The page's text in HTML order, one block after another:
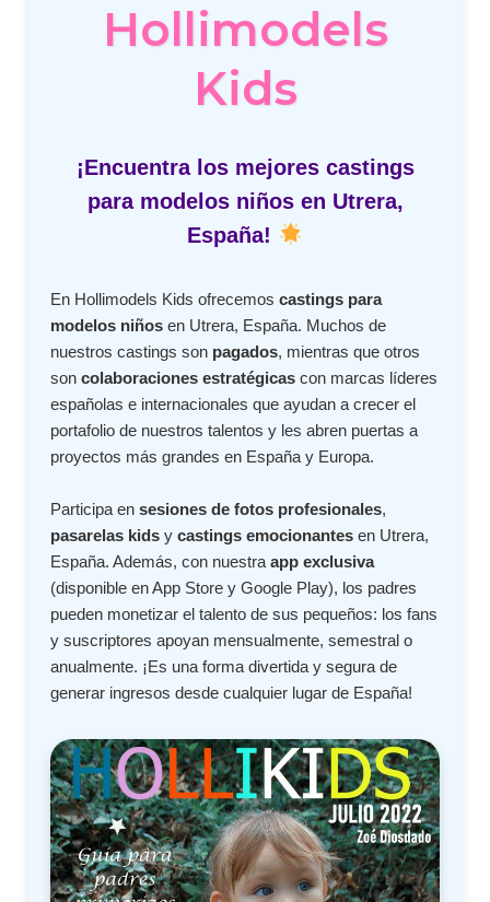
Hollimodels
Kids
¡Encuentra los mejores castings
para modelos niños en Utrera,
España!
En Hollimodels Kids ofrecemoscastings para
modelos niños en Utrera, España. Muchos de
nuestros castings son pagados, mientras que otros
soncolaboraciones estratégicas con marcas líderes
españolas e internacionales que ayudan a crecer el
portafolio de nuestros talentos y les abren puertas a
proyectos más grandes en España y Europa.
Participa ensesiones de fotos profesionales,
pasarelas kids ycastings emocionantes en Utrera,
España. Además, con nuestraapp exclusiva
(disponible en App Store y Google Play), los padres
pueden monetizar el talento de sus pequeños: los fans
y suscriptores apoyan mensualmente, semestral o
anualmente. ¡Es una forma divertida y segura de
generar ingresos desde cualquier lugar de España!